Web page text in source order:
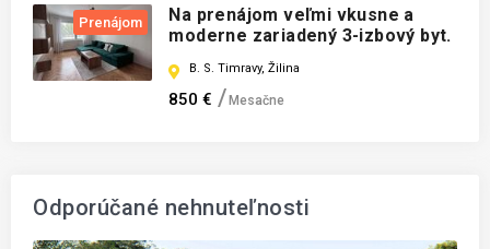
Prenájom
Na prenájom veľmi vkusne a
moderne zariadený 3-izbový byt.
B. S. Timravy, Žilina
850 € Mesačne
Odporúčané nehnuteľnosti